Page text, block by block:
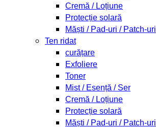
Cremă / Loțiune
Protecție solară
Măști / Pad-uri / Patch-uri
Ten ridat
curățare
Exfoliere
Toner
Mist / Esență / Ser
Cremă / Loțiune
Protecție solară
Măști / Pad-uri / Patch-uri